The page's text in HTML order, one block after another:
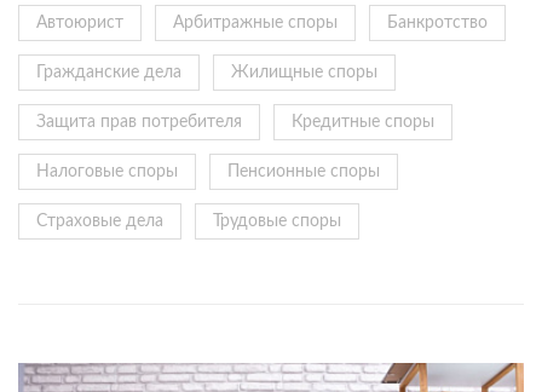
Автоюрист Арбитражные споры Банкротство
Гражданские дела Жилищные споры
Защита прав потребителя Кредитные споры
Налоговые споры Пенсионные споры
Страховые дела Трудовые споры